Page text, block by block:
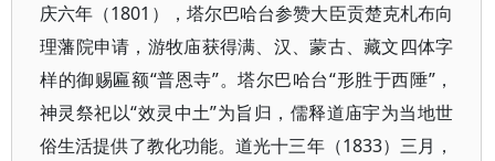
庆六年（1801），塔尔巴哈台参赞大臣贡楚克札布向
理藩院申请，游牧庙获得满、汉、蒙古、藏文四体字
样的御赐匾额“普恩寺”。塔尔巴哈台“形胜于西陲”，
神灵祭祀以“效灵中土”为旨归，儒释道庙宇为当地世
俗生活提供了教化功能。道光十三年（1833）三月，